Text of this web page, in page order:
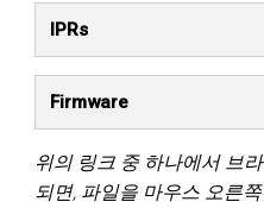
IPRs
Firmware
위의 링크 중 하나에서 브
되면, 파일을 마우스 오른